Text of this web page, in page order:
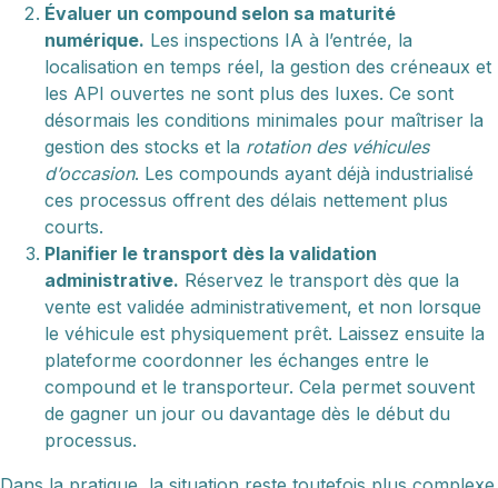
Évaluer un compound selon sa maturité
numérique. Les inspections IA à l’entrée, la
localisation en temps réel, la gestion des créneaux et
les API ouvertes ne sont plus des luxes. Ce sont
désormais les conditions minimales pour maîtriser la
gestion des stocks et la rotation des véhicules
d’occasion. Les compounds ayant déjà industrialisé
ces processus offrent des délais nettement plus
courts.
Planifier le transport dès la validation
administrative. Réservez le transport dès que la
vente est validée administrativement, et non lorsque
le véhicule est physiquement prêt. Laissez ensuite la
plateforme coordonner les échanges entre le
compound et le transporteur. Cela permet souvent
de gagner un jour ou davantage dès le début du
processus.